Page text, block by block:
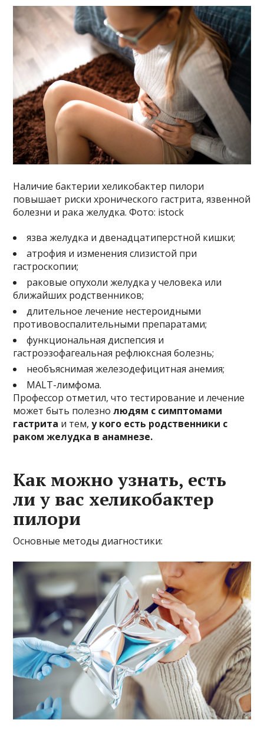
Наличие бактерии хеликобактер пилори
повышает риски хронического гастрита, язвенной
болезни и рака желудка. Фото: istock
язва желудка и двенадцатиперстной кишки;
атрофия и изменения слизистой при
гастроскопии;
раковые опухоли желудка у человека или
ближайших родственников;
длительное лечение нестероидными
противовоспалительными препаратами;
функциональная диспепсия и
гастроэзофагеальная рефлюксная болезнь;
необъяснимая железодефицитная анемия;
MALT-лимфома.
Профессор отметил, что тестирование и лечение
может быть полезнолюдям с симптомами
гастрита и тем,у кого есть родственники с
раком желудка в анамнезе.
Как можно узнать, есть
ли у вас хеликобактер
пилори
Основные методы диагностики: